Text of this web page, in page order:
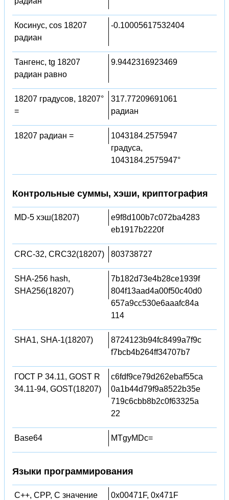
Косинус, cos 18207
радиан
-0.10005617532404
Тангенс, tg 18207
радиан равно
9.9442316923469
18207 градусов, 18207°
=
317.77209691061
радиан
18207 радиан =
1043184.2575947
градуса,
1043184.2575947°
Контрольные суммы, хэши, криптография
MD-5 хэш(18207)
e9f8d100b7c072ba4283
eb1917b2220f
CRC-32, CRC32(18207) 803738727
SHA-256 hash,
SHA256(18207)
7b182d73e4b28ce1939f
804f13aad4a00f50c40d0
657a9cc530e6aaafc84a
114
SHA1, SHA-1(18207)
8724123b94fc8499a7f9c
f7bcb4b264ff34707b7
ГОСТ Р 34.11, GOST R
34.11-94, GOST(18207)
c6fdf9ce79d262ebaf55ca
0a1b44d79f9a8522b35e
719c6cbb8b2c0f63325a
22
Base64 MTgyMDc=
Языки программирования
C++, CPP, C значение
0x00471F, 0x471F